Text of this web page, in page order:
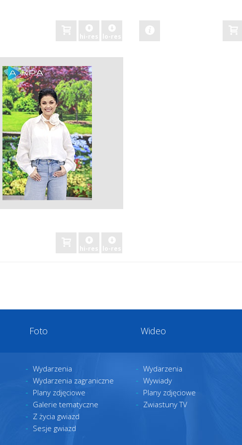
hi-res lo-res
hi-res lo-res
Foto Wideo
Wydarzenia
Wydarzenia zagraniczne
Plany zdjęciowe
Galerie tematyczne
Z życia gwiazd
Sesje gwiazd
Wydarzenia
Wywiady
Plany zdjęciowe
Zwiastuny TV